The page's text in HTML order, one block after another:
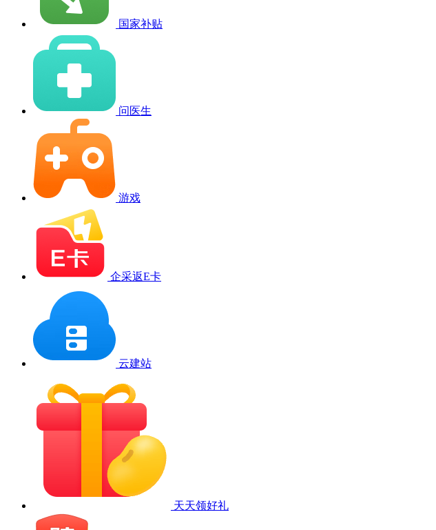
国家补贴
问医生
游戏
企采返E卡
云建站
天天领好礼